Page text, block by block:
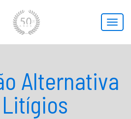
Alternativa